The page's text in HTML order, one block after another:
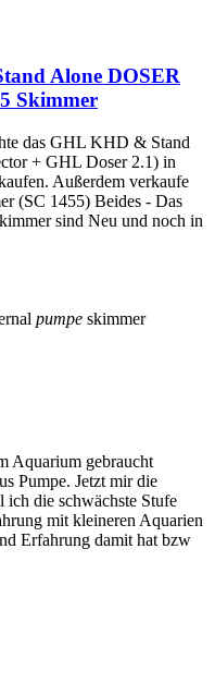
Alone DOSER
Skimmer
das GHL KHD & Stand
+ GHL Doser 2.1) in
Außerdem verkaufe
(SC 1455) Beides - Das
sind Neu und noch in
pumpe skimmer
Aquarium gebraucht
Pumpe. Jetzt mir die
ich die schwächste Stufe
mit kleineren Aquarien
Erfahrung damit hat bzw